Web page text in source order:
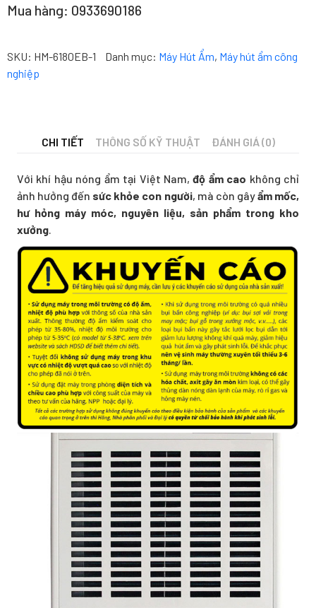
2408D
Mua hàng: 0933690186
SKU: HM-6180EB-1 Danh mục: Máy Hút Ẩm, Máy hút ẩm công
nghiệp
CHI TIẾT THÔNG SỐ KỸ THUẬT ĐÁNH GIÁ (0)
Với khí hậu nóng ẩm tại Việt Nam,độ ẩm cao không chỉ
ảnh hưởng đến sức khỏe con người, mà còn gâyẩm mốc,
hư hỏng máy móc, nguyên liệu, sản phẩm trong kho
xưởng.